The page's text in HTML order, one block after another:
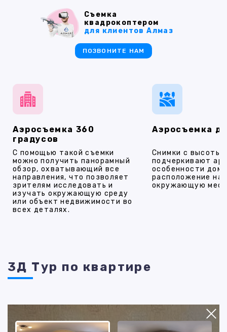
Аэросъемка 360
градусов
С помощью такой съемки
можно получить панорамный
обзор, охватывающий все
направления, что позволяет
зрителям исследовать и
изучать окружающую среду
или объект недвижимости во
всех деталях.
Аэросъемка
Снимки с высоты
подчеркивают
особенности
расположение на
окружающую
Съемка
квадрокоптером
для клиентов Алмаз
ПОЗВОНИТЕ НАМ
3Д Тур по квартире